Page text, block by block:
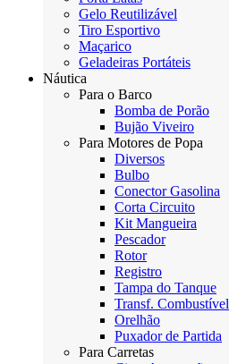
Gelo Reutilizável
Tiro Esportivo
Maçarico
Geladeiras Portáteis
Náutica
Para o Barco
Bomba de Porão
Bujão Viveiro
Para Motores de Popa
Diversos
Bulbo
Conector Gasolina
Corta Circuito
Kit Mangueira
Pescador
Rotor
Registro
Tampa do Tanque
Transf. Combustível
Orelhão
Puxador de Partida
Para Carretas